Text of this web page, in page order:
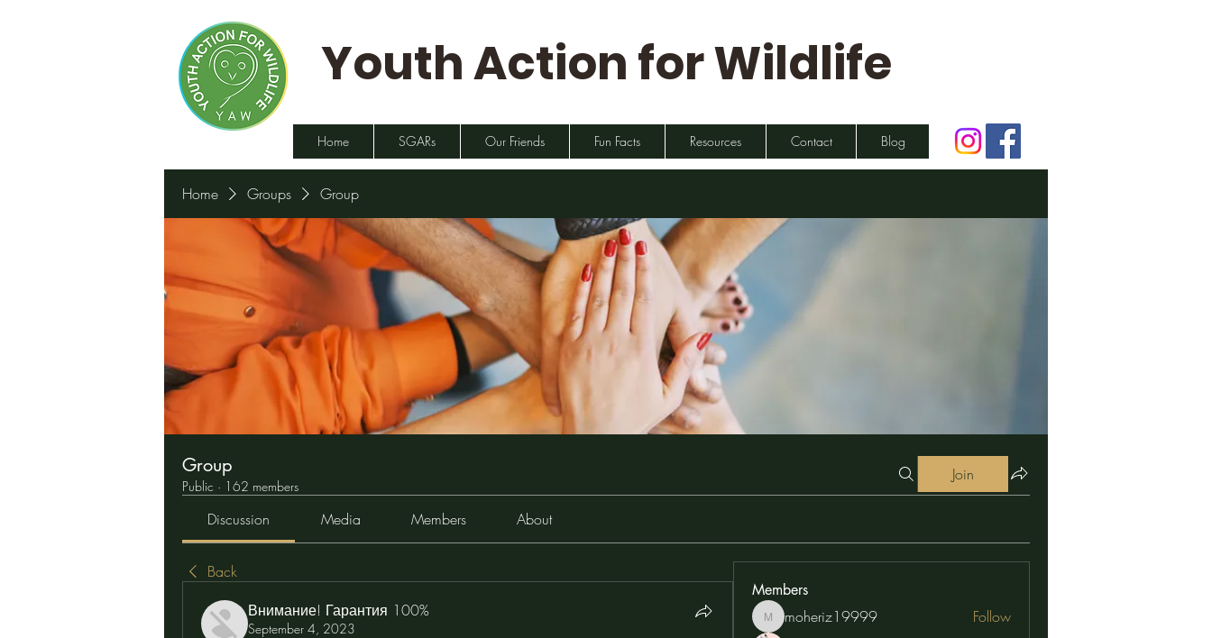
Youth Action for Wildlife
Home SGARs Our Friends Fun Facts Resources Contact Blog
Home Groups Group
Group
Public · 162 members
Join
Discussion Media Members About
Back
Внимание! Гарантия 100%
September 4, 2023
Members
moheriz19999
moheriz19999
Follow